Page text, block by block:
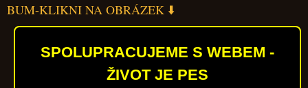
BUM-KLIKNI NA OBRÁZEK ⬇️
SPOLUPRACUJEME S WEBEM -
ŽIVOT JE PES